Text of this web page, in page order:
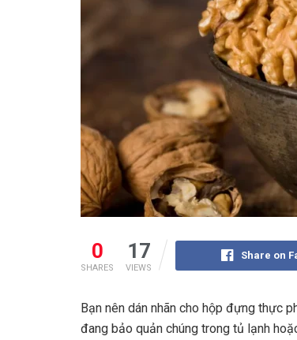
0
SHARES
17
VIEWS
Share on
Bạn nên dán nhãn cho hộp đựng thực
đang bảo quản chúng trong tủ lạnh